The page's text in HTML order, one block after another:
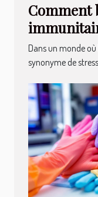
Comment
naturelles
Dans un monde
synonyme de